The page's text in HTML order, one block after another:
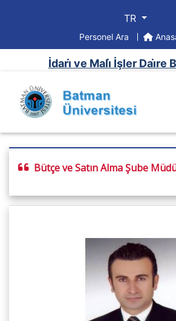
TR
Personel Ara
İdari̇ ve Mali̇ İşler Dai̇re
Bütçe ve Satın Alma Şube